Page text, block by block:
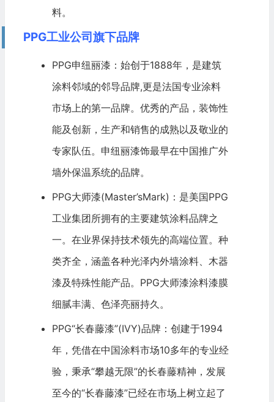
料。
PPG工业公司旗下品牌
PPG申纽丽漆：始创于1888年，是建筑
涂料邻域的邻导品牌,更是法国专业涂料
市场上的第一品牌。优秀的产品，装饰性
能及创新，生产和销售的成熟以及敬业的
专家队伍。申纽丽漆饰最早在中国推广外
墙外保温系统的品牌。
PPG大师漆(Master’sMark)：是美国PPG
工业集团所拥有的主要建筑涂料品牌之
一。在业界保持技术领先的高端位置。种
类齐全，涵盖各种光泽内外墙涂料、木器
漆及特殊性能产品。PPG大师漆涂料漆膜
细腻丰满、色泽亮丽持久。
PPG“长春藤漆”(IVY)品牌：创建于1994
年，凭借在中国涂料市场10多年的专业经
验，秉承“攀越无限”的长春藤精神，发展
至今的“长春藤漆”已经在市场上树立起了